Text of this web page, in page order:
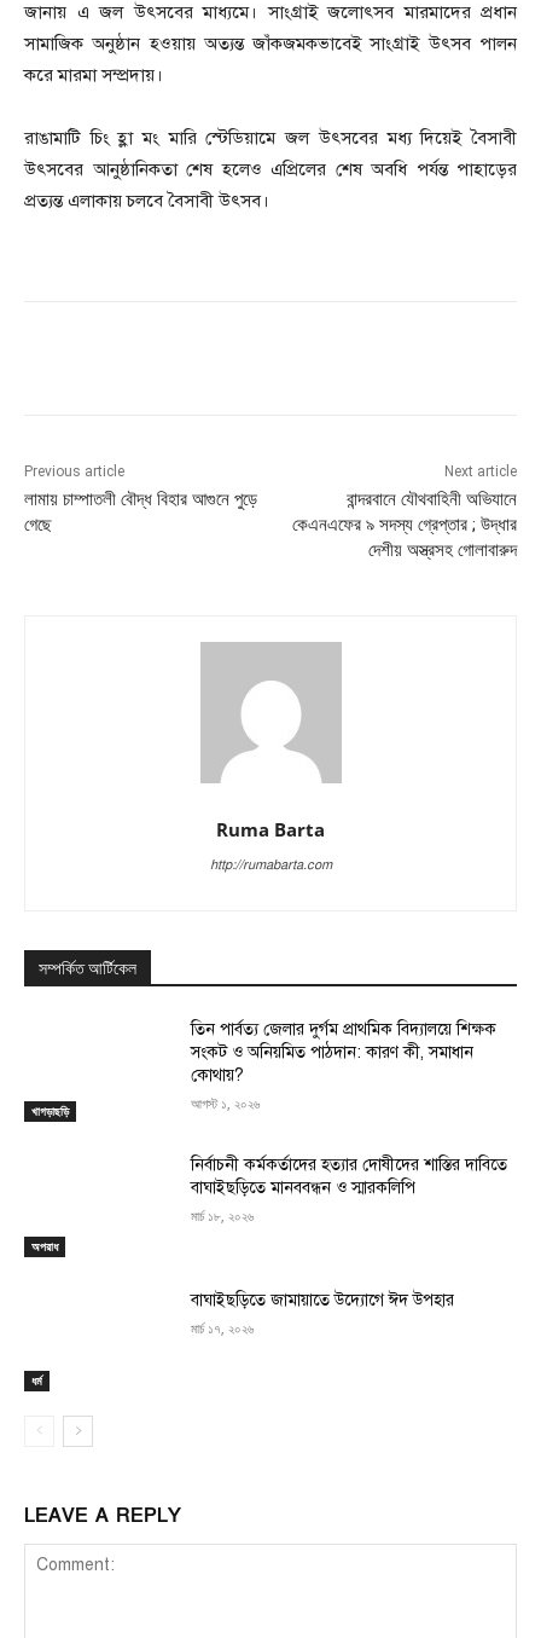
জানায় এ জল উৎসবের মাধ্যমে। সাংগ্রাই জলোৎসব মারমাদের প্রধান
সামাজিক অনুষ্ঠান হওয়ায় অত্যন্ত জাঁকজমকভাবেই সাংগ্রাই উৎসব পালন
করে মারমা সম্প্রদায়।
রাঙামাটি চিং হ্লা মং মারি স্টেডিয়ামে জল উৎসবের মধ্য দিয়েই বৈসাবী
উৎসবের আনুষ্ঠানিকতা শেষ হলেও এপ্রিলের শেষ অবধি পর্যন্ত পাহাড়ের
প্রত্যন্ত এলাকায় চলবে বৈসাবী উৎসব।
Previous article
লামায় চাম্পাতলী বৌদ্ধ বিহার আগুনে পুড়ে
গেছে
Next article
বান্দরবানে যৌথবাহিনী অভিযানে
কেএনএফের ৯ সদস্য গ্রেপ্তার ; উদ্ধার
দেশীয় অস্ত্রসহ গোলাবারুদ
Ruma Barta
http://rumabarta.com
সম্পর্কিত আর্টিকেল
খাগড়াছড়ি
তিন পার্বত্য জেলার দুর্গম প্রাথমিক বিদ্যালয়ে শিক্ষক
সংকট ও অনিয়মিত পাঠদান: কারণ কী, সমাধান
কোথায়?
আগস্ট ১, ২০২৬
অপরাধ
নির্বাচনী কর্মকর্তাদের হত্যার দোষীদের শাস্তির দাবিতে
বাঘাইছড়িতে মানববন্ধন ও স্মারকলিপি
মার্চ ১৮, ২০২৬
ধর্ম
বাঘাইছড়িতে জামায়াতে উদ্যোগে ঈদ উপহার
মার্চ ১৭, ২০২৬
LEAVE A REPLY